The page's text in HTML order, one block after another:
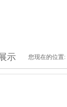
示 您现在的位置: